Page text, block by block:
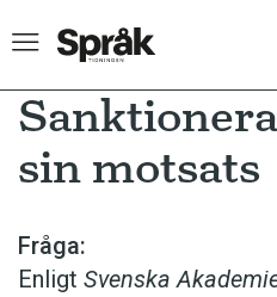
Artiklar
Krönikor
sin motsats
Fråga:
Enligt Svenska